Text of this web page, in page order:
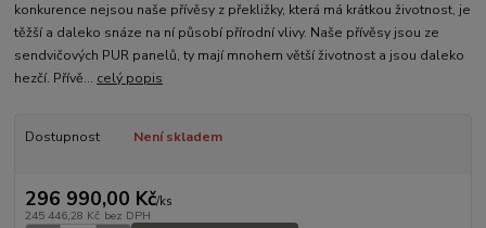
konkurence nejsou naše přívěsy z překližky, která má krátkou životnost, je
těžší a daleko snáze na ní působí přírodní vlivy. Naše přívěsy jsou ze
sendvičových PUR panelů, ty mají mnohem větší životnost a jsou daleko
hezčí. Přívě... celý popis
Dostupnost Není skladem
296 990,00 Kč/ks
245 446,28 Kč bez DPH